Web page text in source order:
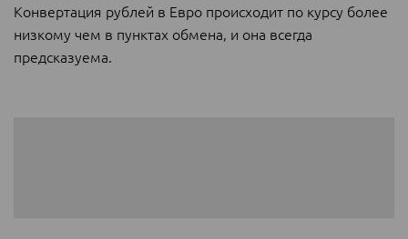
Конвертация рублей в Евро происходит по курсу более
низкому чем в пунктах обмена, и она всегда
предсказуема.